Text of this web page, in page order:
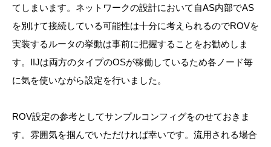
てしまいます。ネットワークの設計において自AS内部でAS
を別けて接続している可能性は十分に考えられるのでROVを
実装するルータの挙動は事前に把握することをお勧めしま
す。IIJは両方のタイプのOSが稼働しているため各ノード毎
に気を使いながら設定を行いました。
ROV設定の参考としてサンプルコンフィグをのせておきま
す。雰囲気を掴んでいただければ幸いです。流用される場合